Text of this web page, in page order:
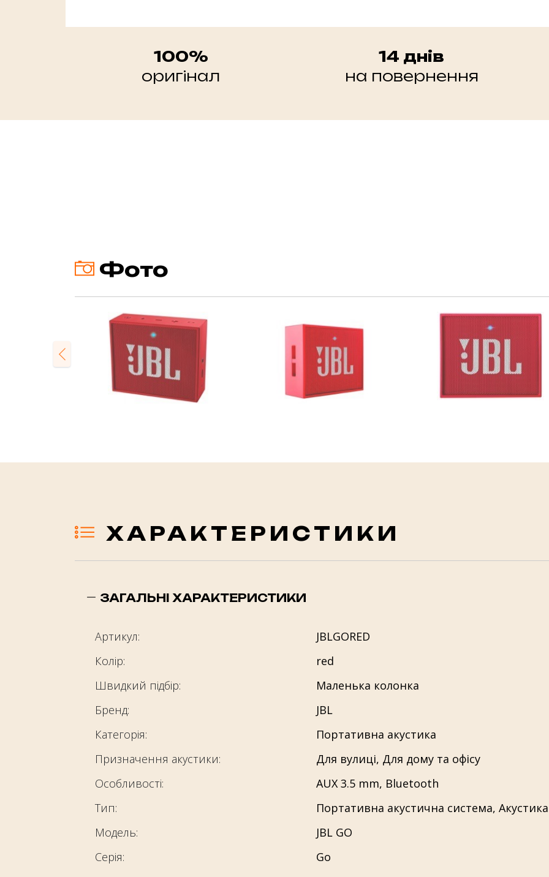
100%
оригінал
14 днів
на повернення
Фото
Previous
ХАРАКТЕРИСТИКИ
ЗАГАЛЬНІ ХАРАКТЕРИСТИКИ
Артикул:
JBLGORED
Колір:
red
Швидкий підбір:
Маленька колонка
Бренд:
JBL
Категорія:
Портативна акустика
Призначення акустики:
Для вулиці, Для дому та офісу
Особливості:
AUX 3.5 mm, Bluetooth
Тип:
Портативна акустична система, Акустика
Модель:
JBL GO
Серія:
Go